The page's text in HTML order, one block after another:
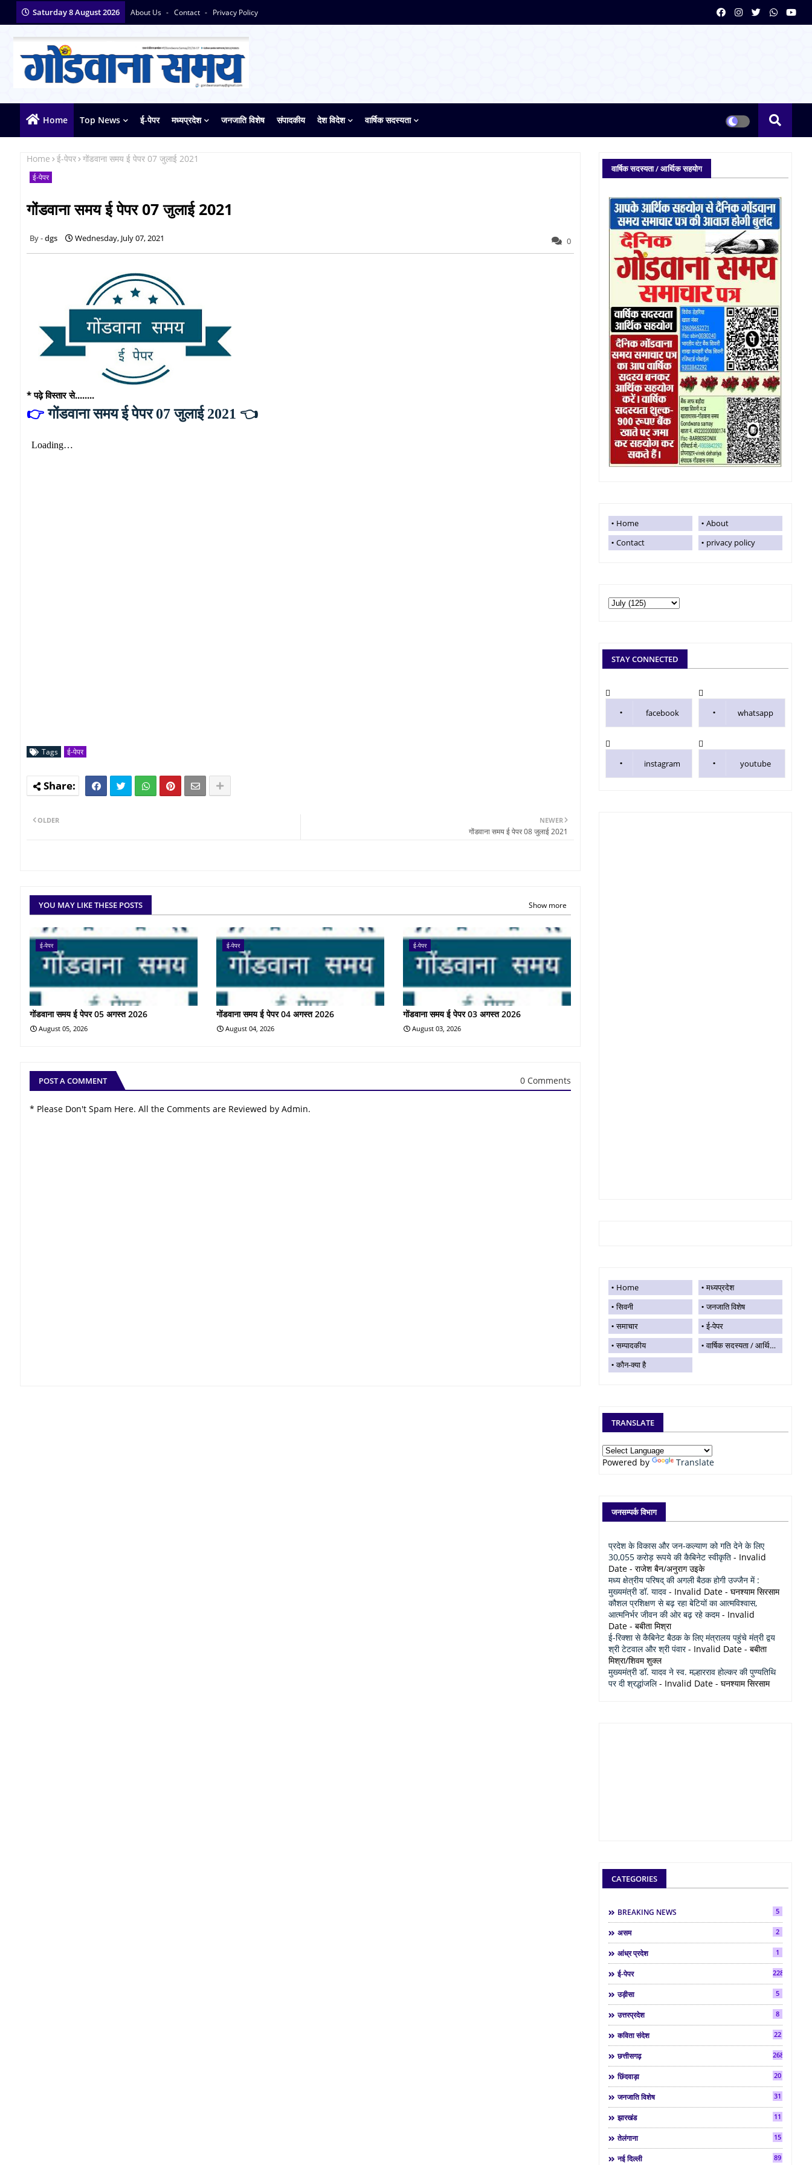
Saturday 8 August 2026 About Us Contact Privacy Policy
Home Top News ई-पेपर मध्यप्रदेश जनजाति विशेष संपादकीय देश विदेश वार्षिक सदस्यता
Home ई-पेपर गोंडवाना समय ई पेपर 07 जुलाई 2021
ई-पेपर
गोंडवाना समय ई पेपर 07 जुलाई 2021
dgs Wednesday, July 07, 2021 0
* पढ़े विस्तार से........
👉गोंडवाना समय ई पेपर 07 जुलाई 2021 👈
Tags ई-पेपर
NEWER
गोंडवाना समय ई पेपर 08 जुलाई 2021
OLDER
YOU MAY LIKE THESE POSTS Show more
ई-पेपर
गोंडवाना समय ई पेपर 05 अगस्त 2026
August 05, 2026
ई-पेपर
गोंडवाना समय ई पेपर 04 अगस्त 2026
August 04, 2026
ई-पेपर
गोंडवाना समय ई पेपर 03 अगस्त 2026
August 03, 2026
POST A COMMENT 0 Comments
* Please Don't Spam Here. All the Comments are Reviewed by Admin.
वार्षिक सदस्यता / आर्थिक सहयोग
Home
About
Contact
privacy policy
STAY CONNECTED
facebook whatsapp
instagram youtube
Home
मध्यप्रदेश
सिवनी
जनजाति विशेष
समाचार
ई-पेपर
सम्पादकीय
वार्षिक सदस्यता / आर्थिक सहयोग
कौन-क्या है
TRANSLATE
Powered by Translate
जनसम्पर्क विभाग
प्रदेश के विकास और जन-कल्याण को गति देने के लिए
30,055 करोड़ रूपये की कैबिनेट स्वीकृति - Invalid
Date - राजेश बैन/अनुराग उइके
मध्य क्षेत्रीय परिषद् की अगली बैठक होगी उज्जैन में :
मुख्यमंत्री डॉ. यादव - Invalid Date - घनश्याम सिरसाम
कौशल प्रशिक्षण से बढ़ रहा बेटियों का आत्मविश्वास,
आत्मनिर्भर जीवन की ओर बढ़ रहे कदम- Invalid
Date - बबीता मिश्रा
ई-रिक्शा से कैबिनेट बैठक के लिए मंत्रालय पहुंचे मंत्री द्वय
श्री टेटवाल और श्री पंवार- Invalid Date - बबीता
मिश्रा/शिवम शुक्ल
मुख्यमंत्री डॉ. यादव ने स्व. मल्हारराव होल्कर की पुण्यतिथि
पर दी श्रद्धांजलि- Invalid Date - घनश्याम सिरसाम
CATEGORIES
BREAKING NEWS 5
असम 2
आंध्र प्रदेश 1
ई-पेपर 2286
उड़ीसा 5
उत्तरप्रदेश 8
कविता संदेश 22
छत्तीसगढ़ 268
छिंदवाड़ा 20
जनजाति विशेष 31
झारखंड 11
तेलंगाना 15
नई दिल्ली 89